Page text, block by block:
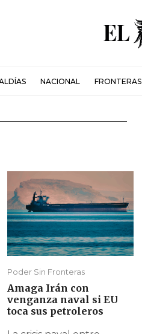
NACIONAL FRONTERAS
Poder Sin Fronteras
Amaga Irán con
venganza naval si EU
toca sus petroleros